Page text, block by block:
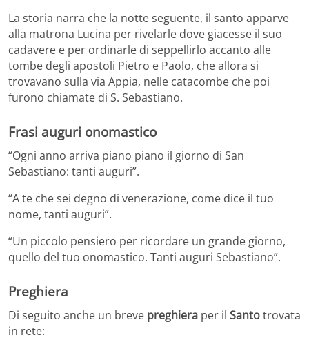
La storia narra che la notte seguente, il santo apparve
alla matrona Lucina per rivelarle dove giacesse il suo
cadavere e per ordinarle di seppellirlo accanto alle
tombe degli apostoli Pietro e Paolo, che allora si
trovavano sulla via Appia, nelle catacombe che poi
furono chiamate di S. Sebastiano.
Frasi auguri onomastico
“Ogni anno arriva piano piano il giorno di San
Sebastiano: tanti auguri”.
“A te che sei degno di venerazione, come dice il tuo
nome, tanti auguri”.
“Un piccolo pensiero per ricordare un grande giorno,
quello del tuo onomastico. Tanti auguri Sebastiano”.
Preghiera
Di seguito anche un breve preghiera per il Santotrovata
in rete: